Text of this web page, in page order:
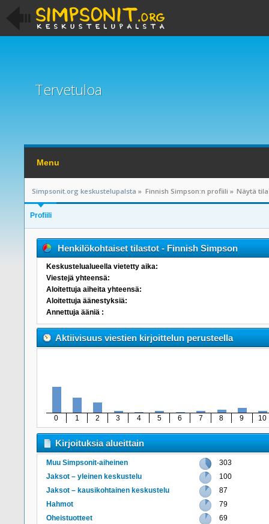
Tervetuloa
Menu
Simpsonit.org keskustelupalsta » Finnish Simpson:n profiili » Näytä
Profiili
Henkilökohtaiset tilastot - Finnish Simpson
Keskustelualueella vietetty aika:
Viestejä yhteensä:
Aloitettuja aiheita yhteensä:
Aloitettuja äänestyksiä:
Annettuja ääniä :
Aktiivisuus viestien kirjoittelun perusteella
0 1 2 3 4 5 6 7 8 9 10
Kirjoituksia alueittain
Muu Simpsonit-aiheinen
303
Jaksot – yleinen keskustelu
100
Jaksot – kausikohtainen keskustelu
87
Hahmot
79
Oheistuotteet
69